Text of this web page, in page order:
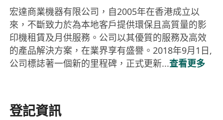
宏達商業機器有限公司，自2005年在香港成立以
來，不斷致力於為本地客戶提供環保且高質量的影
印機租賃及月供服務。公司以其優質的服務及高效
的產品解決方案，在業界享有盛譽。2018年9月1日,
公司標誌著一個新的里程碑，正式更新...查看更多
登記資訊